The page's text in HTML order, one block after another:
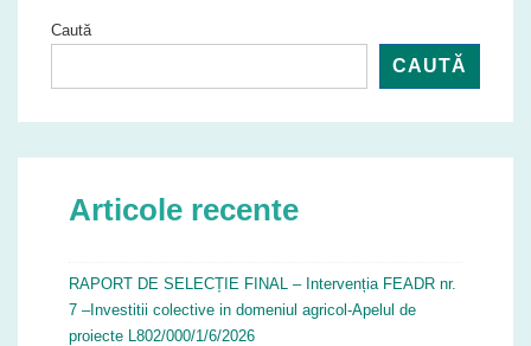
Caută
CAUTĂ
Articole recente
RAPORT DE SELECȚIE FINAL – Intervenția FEADR nr.
7 –Investitii colective in domeniul agricol-Apelul de
proiecte L802/000/1/6/2026